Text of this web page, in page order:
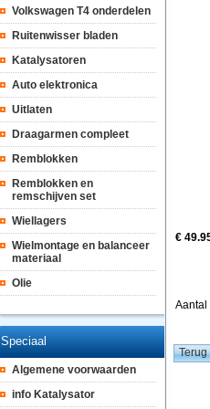
Volkswagen T4 onderdelen
Ruitenwisser bladen
Katalysatoren
Auto elektronica
Uitlaten
Draagarmen compleet
Remblokken
Remblokken en
remschijven set
Wiellagers
Wielmontage en balanceer
materiaal
Olie
Speciaal
Algemene voorwaarden
info Katalysator
€